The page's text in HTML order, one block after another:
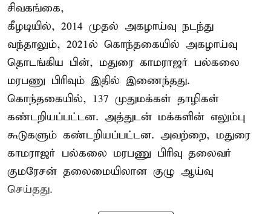
சிவகங்கை,
கீழடியில், 2014 முதல் அகழாய்வு நடந்து
வந்தாலும், 2021ல் கொந்தகையில் அகழாய்வு
தொடங்கிய பின், மதுரை காமராஜர் பல்கலை
மரபணு பிரிவும் இதில் இணைந்தது.
கொந்தகையில், 137 முதுமக்கள் தாழிகள்
கண்டறியப்பட்டன. அத்துடன் மக்களின் எலும்பு
கூடுகளும் கண்டறியப்பட்டன. அவற்றை, மதுரை
காமராஜர் பல்கலை மரபணு பிரிவு தலைவர்
குமரேசன் தலைமையிலான குழு ஆய்வு
செய்தது.